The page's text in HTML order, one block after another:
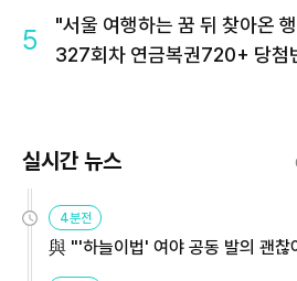
5
"서울 여행하는 꿈 뒤 찾아온
327회차 연금복권720+ 당첨
실시간 뉴스
4분전
與 "'하늘이법' 여야 공동 발의 괜